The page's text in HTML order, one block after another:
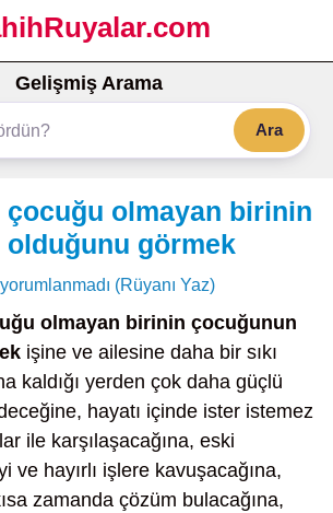
Gelişmiş Arama
Ara
çocuğu olmayan birinin
görmek
(Rüyanı Yaz)
olmayan birinin çocuğunun
işine ve ailesine daha bir sıkı
kaldığı yerden çok daha güçlü
hayatı içinde ister istemez
ile karşılaşacağına, eski
ve hayırlı işlere kavuşacağına,
zamanda çözüm bulacağına,